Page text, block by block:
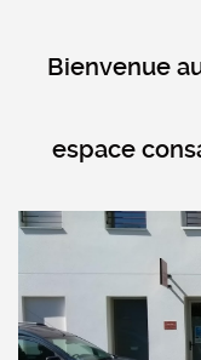
de
YOGA
Vallée
de
Bienvenue
espace